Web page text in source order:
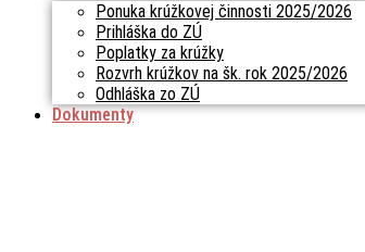
Ponuka krúžkovej činnosti 2025/2026
Prihláška do ZÚ
Poplatky za krúžky
Rozvrh krúžkov na šk. rok 2025/2026
Odhláška zo ZÚ
Dokumenty